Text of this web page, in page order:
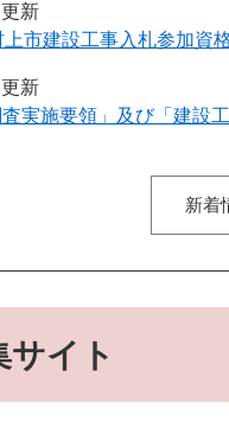
新
市建設工事入札参加資
新
査実施要領」及び「建設
新着
サイト